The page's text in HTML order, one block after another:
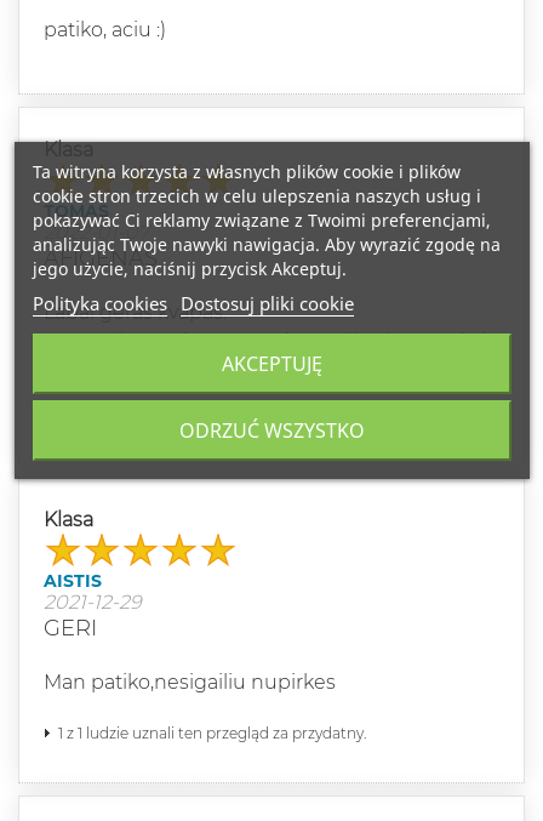
patiko, aciu :)
TOMAS
2022-01-07
AFIGENAS
Labai geras kvapas.
Klasa
AISTIS
2021-12-29
GERI
Man patiko,nesigailiu nupirkes
1 z 1 ludzie uznali ten przegląd za przydatny.
Ta witryna korzysta z własnych plików cookie i plików
cookie stron trzecich w celu ulepszenia naszych usług i
pokazywać Ci reklamy związane z Twoimi preferencjami,
analizując Twoje nawyki nawigacja. Aby wyrazić zgodę na
jego użycie, naciśnij przycisk Akceptuj.
Polityka cookies Dostosuj pliki cookie
ODRZUĆ WSZYSTKO
AKCEPTUJĘ